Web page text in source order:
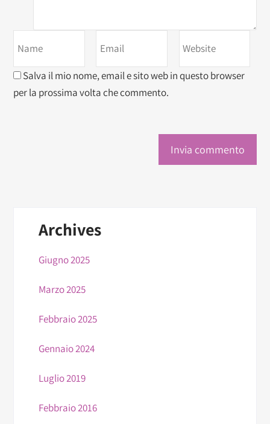
Salva il mio nome, email e sito web in questo browser
per la prossima volta che commento.
Archives
Giugno 2025
Marzo 2025
Febbraio 2025
Gennaio 2024
Luglio 2019
Febbraio 2016